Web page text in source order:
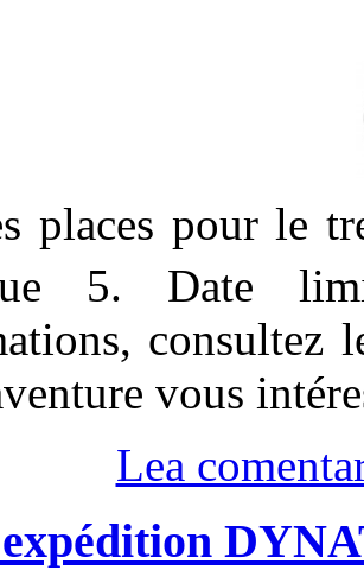
places pour le
5. Date
consultez
vous
Lea